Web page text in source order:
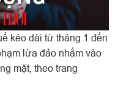
kéo dài từ tháng 1 đến
lừa đảo nhắm vào
mặt, theo trang